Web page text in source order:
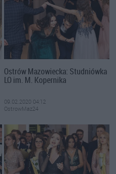
Ostrów Mazowiecka: Studniówka
LO im. M. Kopernika
09.02.2020 04:12
OstrowMaz24